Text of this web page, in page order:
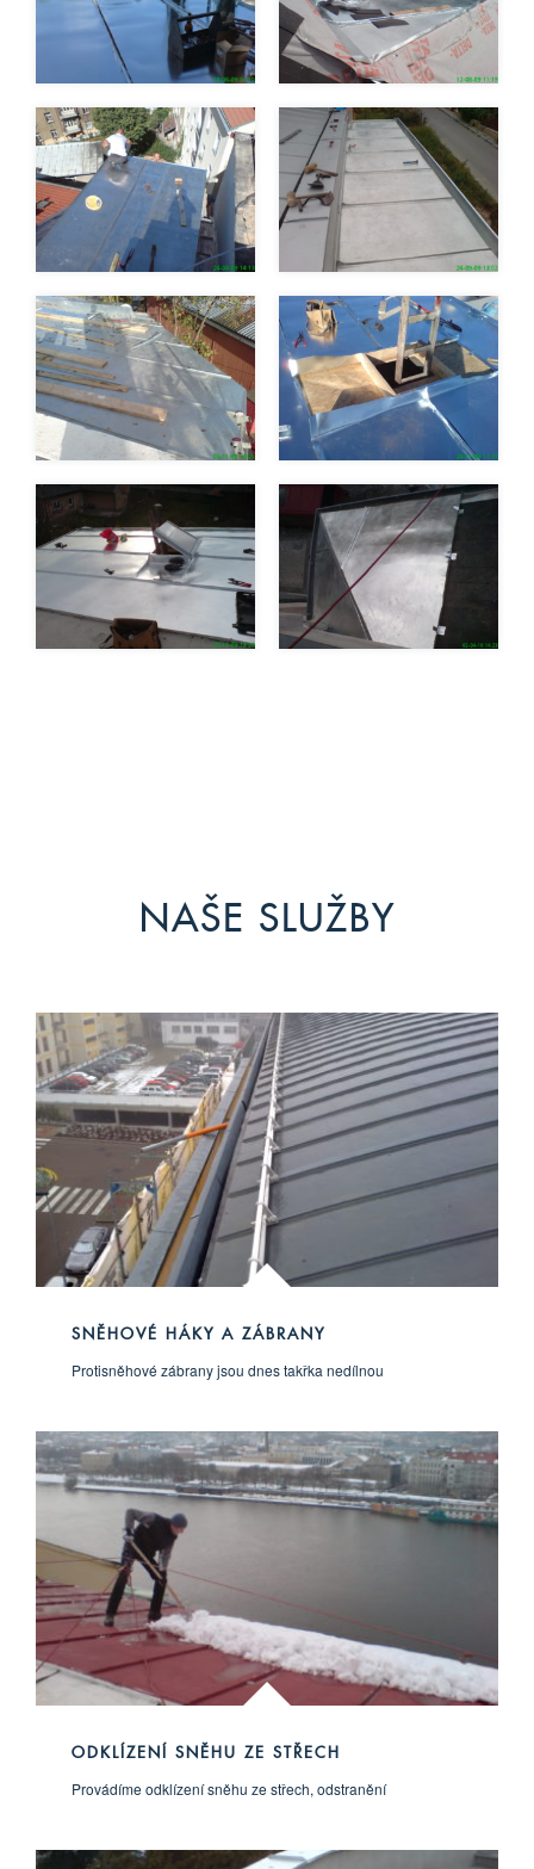
NAŠE SLUŽBY
SNĚHOVÉ HÁKY A ZÁBRANY
Protisněhové zábrany jsou dnes takřka nedílnou
ODKLÍZENÍ SNĚHU ZE STŘECH
Provádíme odklízení sněhu ze střech, odstranění